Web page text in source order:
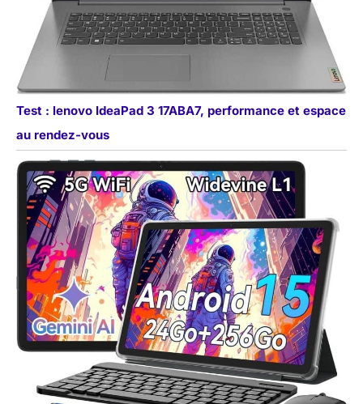
Test : lenovo IdeaPad 3 17ABA7, performance et espace
au rendez-vous